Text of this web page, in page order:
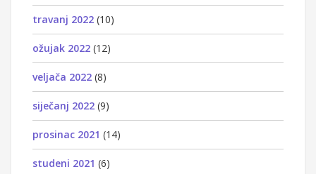
travanj 2022 (10)
ožujak 2022 (12)
veljača 2022 (8)
siječanj 2022 (9)
prosinac 2021 (14)
studeni 2021 (6)